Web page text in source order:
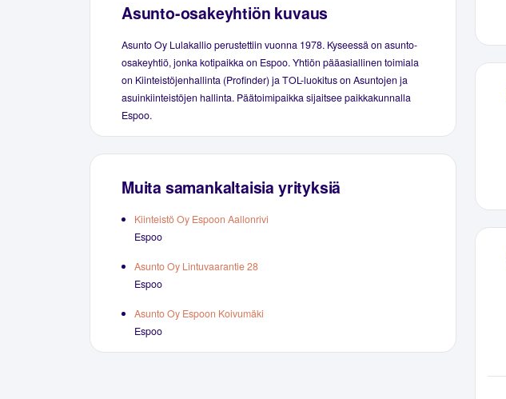
Asunto-osakeyhtiön kuvaus
Asunto Oy Lulakallio perustettiin vuonna 1978. Kyseessä on asunto-
osakeyhtiö, jonka kotipaikka on Espoo. Yhtiön pääasiallinen toimiala
on Kiinteistöjenhallinta (Profinder) ja TOL-luokitus on Asuntojen ja
asuinkiinteistöjen hallinta. Päätoimipaikka sijaitsee paikkakunnalla
Espoo.
Muita samankaltaisia yrityksiä
Kiinteistö Oy Espoon Aallonrivi
Espoo
Asunto Oy Lintuvaarantie 28
Espoo
Asunto Oy Espoon Koivumäki
Espoo